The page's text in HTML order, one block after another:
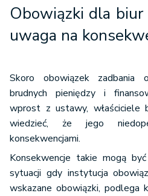
Obowiązki dla
uwaga na
Skoro obowiązek zadbania
brudnych pieniędzy i
wprost z ustawy, właściciele
wiedzieć, że jego
konsekwencjami.
Konsekwencje takie mogą
sytuacji gdy instytucja
wskazane obowiązki, podlega